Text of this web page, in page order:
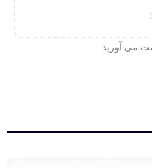
می آورید